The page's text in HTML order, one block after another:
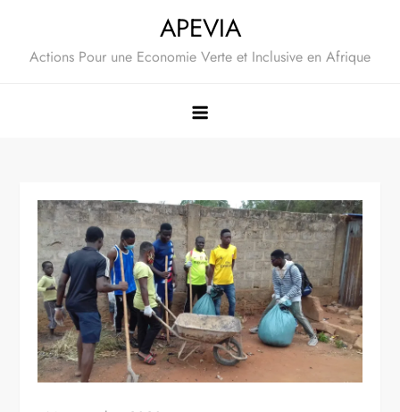
content
APEVIA
Actions Pour une Economie Verte et Inclusive en Afrique